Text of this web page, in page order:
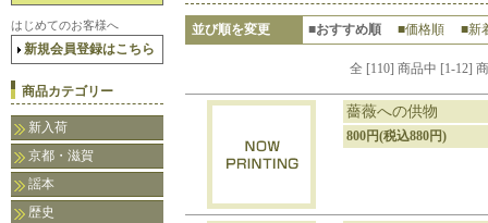
はじめてのお客様へ
新規会員登録はこちら
商品カテゴリー
新入荷
京都・滋賀
謡本
歴史
並び順を変更 ■おすすめ順 ■価格順 ■新
全 [110] 商品中 [1-12]
薔薇への供物
800円(税込880円)